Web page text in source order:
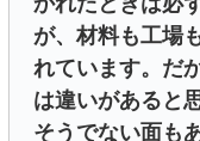
が、材料も工場
れています。だ
は違いがあると
そうでない面も